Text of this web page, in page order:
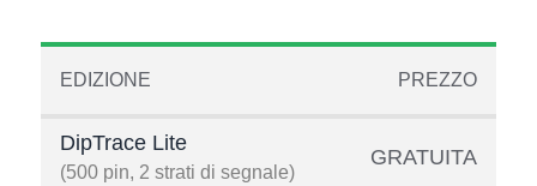
EDIZIONE PREZZO
DipTrace Lite
(500 pin, 2 strati di segnale)
GRATUITA